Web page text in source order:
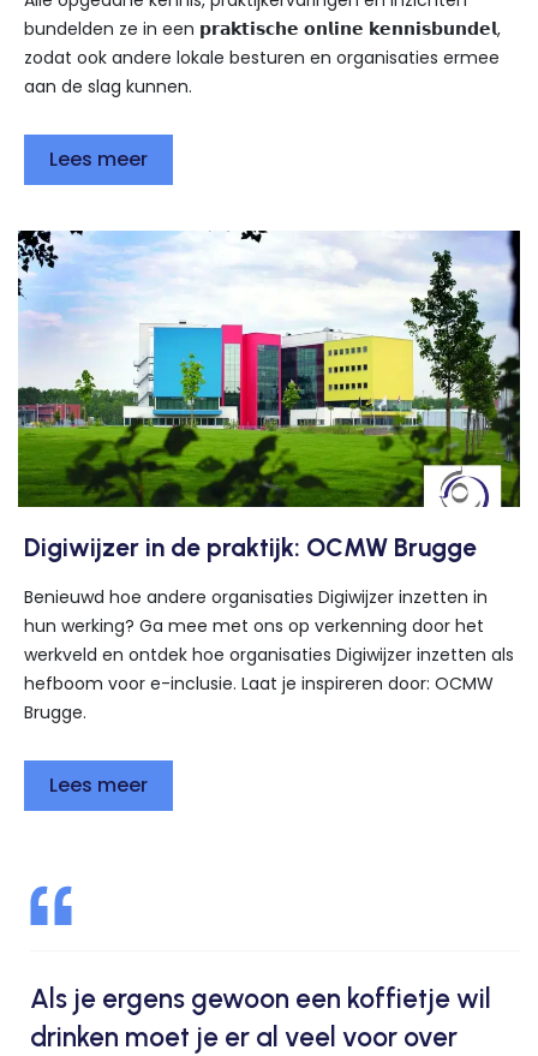
bundelden ze in een 𝗽𝗿𝗮𝗸𝘁𝗶𝘀𝗰𝗵𝗲 𝗼𝗻𝗹𝗶𝗻𝗲 𝗸𝗲𝗻𝗻𝗶𝘀𝗯𝘂𝗻𝗱𝗲𝗹,
zodat ook andere lokale besturen en organisaties ermee
aan de slag kunnen.
Lees meer
Digiwijzer in de praktijk: OCMW Brugge
Benieuwd hoe andere organisaties Digiwijzer inzetten in
hun werking? Ga mee met ons op verkenning door het
werkveld en ontdek hoe organisaties Digiwijzer inzetten als
hefboom voor e-inclusie. Laat je inspireren door: OCMW
Brugge.
Lees meer
Als je ergens gewoon een koffietje wil
drinken moet je er al veel voor over